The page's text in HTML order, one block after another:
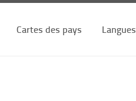
Cartes des pays Langues